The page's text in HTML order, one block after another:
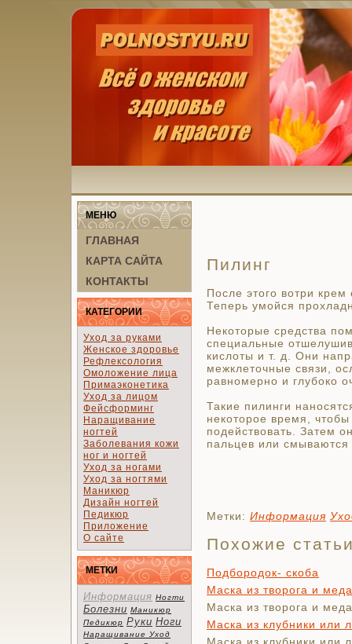
МЕНЮ
ГЛАВНАЯ
КАРТА САЙТА
КОНТАКТЫ
КАТЕГОРИИ
Уход за руками
Женское здоровье
Рефлексология
Омоложение лица
Примаэконетика
Уход за лицом
Фейсформинг
Наращивание
ногтей
Заболевания кожи
ног и ногтей
Уход за ногами
Уход за ногтями
Маникюр
Дизайн ногтей
Педикюр
Приложение
О сайте
МЕТКИ
Информация Ногти
Болезни Маникюр
Педикюр Руки Ноги
Наращивание Уход
Пилинг
После этого вотри
Теперь умойся
Некоторые средства
специальные
кислоты и т. д. Они
межклеточные связи,
равномерно и глубоко
Такие пилинги
некоторое время,
подействовать. Затем
пальцев или смываются
Метки: Информация
Похожие
Подбородок- скоба
Маска из творога и меда
Маска из творога и меда
Маска из клубники или